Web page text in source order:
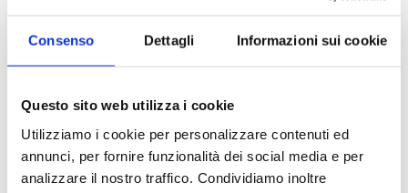
Consenso Dettagli Informazioni sui cookie
Questo sito web utilizza i cookie
Utilizziamo i cookie per personalizzare contenuti ed
annunci, per fornire funzionalità dei social media e per
analizzare il nostro traffico. Condividiamo inoltre
ogni ambiente.
MISURE:
Profondità: 50 cm
Altezza: 200 cm